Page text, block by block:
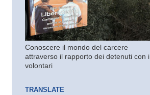
Conoscere il mondo del carcere
attraverso il rapporto dei detenuti con i
volontari
TRANSLATE